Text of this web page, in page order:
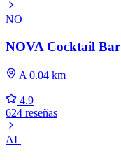
NO
NOVA Cocktail Bar
A 0.04 km
4.9
624 reseñas
AL